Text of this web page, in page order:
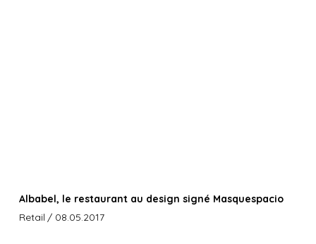
Albabel, le restaurant au design signé Masquespacio
Retail / 08.05.2017